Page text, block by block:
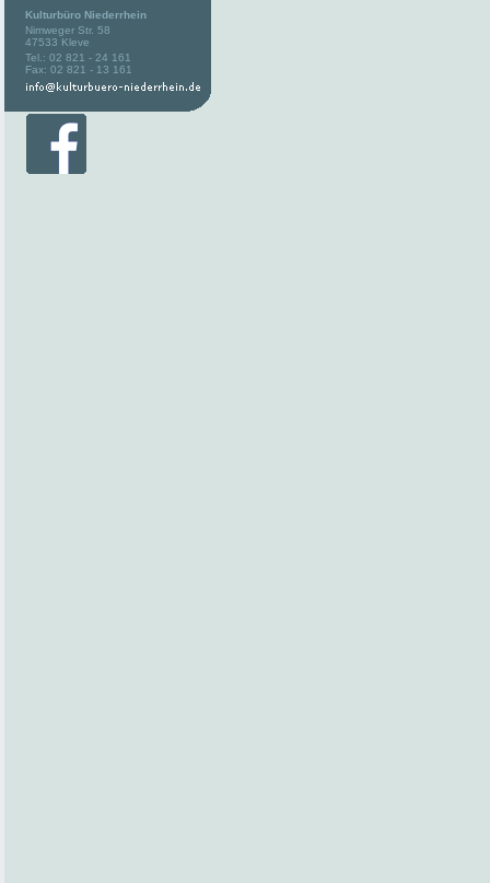
Kulturbüro Niederrhein
Nimweger Str. 58
47533 Kleve
Tel.: 02 821 - 24 161
Fax: 02 821 - 13 161